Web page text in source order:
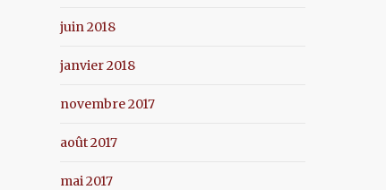
juin 2018
janvier 2018
novembre 2017
août 2017
mai 2017